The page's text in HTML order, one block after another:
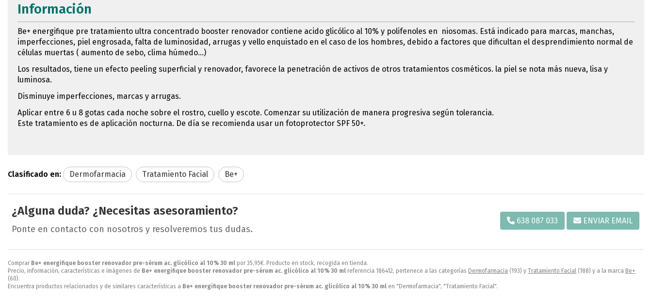
Comprar Be+ energifique booster renovador pre-sérum ac. glicólico al 10% 30 ml por 35,95€. Producto en stock, recogida en tienda.
Precio, información, características e imágenes de Be+ energifique booster renovador pre-sérum ac. glicólico al 10% 30 ml referencia 186412, pertenece a las categorías Dermofarmacia (193) y Tratamiento Facial (188) y a la marca Be+
(60).
Encuentra productos relacionados y de similares características a Be+ energifique booster renovador pre-sérum ac. glicólico al 10% 30 ml en "Dermofarmacia", "Tratamiento Facial".
Información
Be+ energifique pre tratamiento ultra concentrado booster renovador contiene acido glicólico al 10% y polifenoles en niosomas. Está indicado para marcas, manchas,
imperfecciones, piel engrosada, falta de luminosidad, arrugas y vello enquistado en el caso de los hombres, debido a factores que dificultan el desprendimiento normal de
células muertas ( aumento de sebo, clima húmedo...)
Los resultados, tiene un efecto peeling superficial y renovador, favorece la penetración de activos de otros tratamientos cosméticos. la piel se nota más nueva, lisa y
luminosa.
Disminuye imperfecciones, marcas y arrugas.
Aplicar entre 6 u 8 gotas cada noche sobre el rostro, cuello y escote. Comenzar su utilización de manera progresiva según tolerancia.
Este tratamiento es de aplicación nocturna. De día se recomienda usar un fotoprotector SPF 50+.
Clasificado en: Dermofarmacia Tratamiento Facial Be+
¿Alguna duda? ¿Necesitas asesoramiento?
Ponte en contacto con nosotros y resolveremos tus dudas.
638 087 033 ENVIAR EMAIL